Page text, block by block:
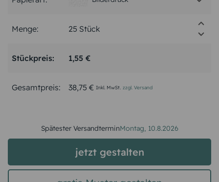
Menge:
Stückpreis: 1,55 €
Gesamtpreis: 38,75 € Inkl. MwSt. zzgl. Versand
Spätester VersandterminMontag, 10.8.2026
jetzt gestalten